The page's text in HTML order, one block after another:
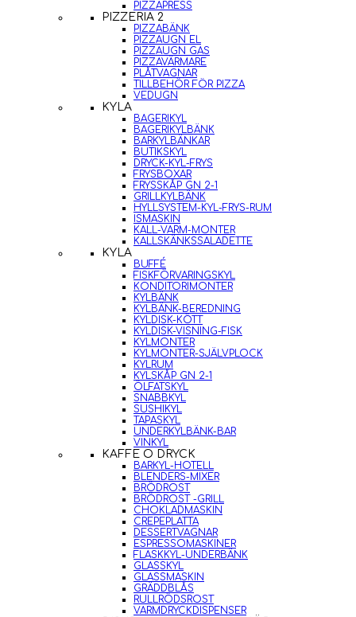
PIZZAPRESS
PIZZERIA 2
PIZZABÄNK
PIZZAUGN EL
PIZZAUGN GAS
PIZZAVÄRMARE
PLÅTVAGNAR
TILLBEHÖR FÖR PIZZA
VEDUGN
KYLA
BAGERIKYL
BAGERIKYLBÄNK
BARKYLBÄNKAR
BUTIKSKYL
DRYCK-KYL-FRYS
FRYSBOXAR
FRYSSKÅP GN 2-1
GRILLKYLBÄNK
HYLLSYSTEM-KYL-FRYS-RUM
ISMASKIN
KALL-VARM-MONTER
KALLSKÄNKSSALADETTE
KYLA
BUFFÉ
FISKFÖRVARINGSKYL
KONDITORIMONTER
KYLBÄNK
KYLBÄNK-BEREDNING
KYLDISK-KÖTT
KYLDISK-VISNING-FISK
KYLMONTER
KYLMONTER-SJÄLVPLOCK
KYLRUM
KYLSKÅP GN 2-1
ÖLFATSKYL
SNABBKYL
SUSHIKYL
TAPASKYL
UNDERKYLBÄNK-BAR
VINKYL
KAFFE O DRYCK
BARKYL-HOTELL
BLENDERS-MIXER
BRÖDROST
BRÖDROST -GRILL
CHOKLADMASKIN
CREPEPLATTA
DESSERTVAGNAR
ESPRESSOMASKINER
FLASKKYL-UNDERBÄNK
GLASSKYL
GLASSMASKIN
GRÄDDBLÅS
RULLRÖDSROST
VARMDRYCKDISPENSER